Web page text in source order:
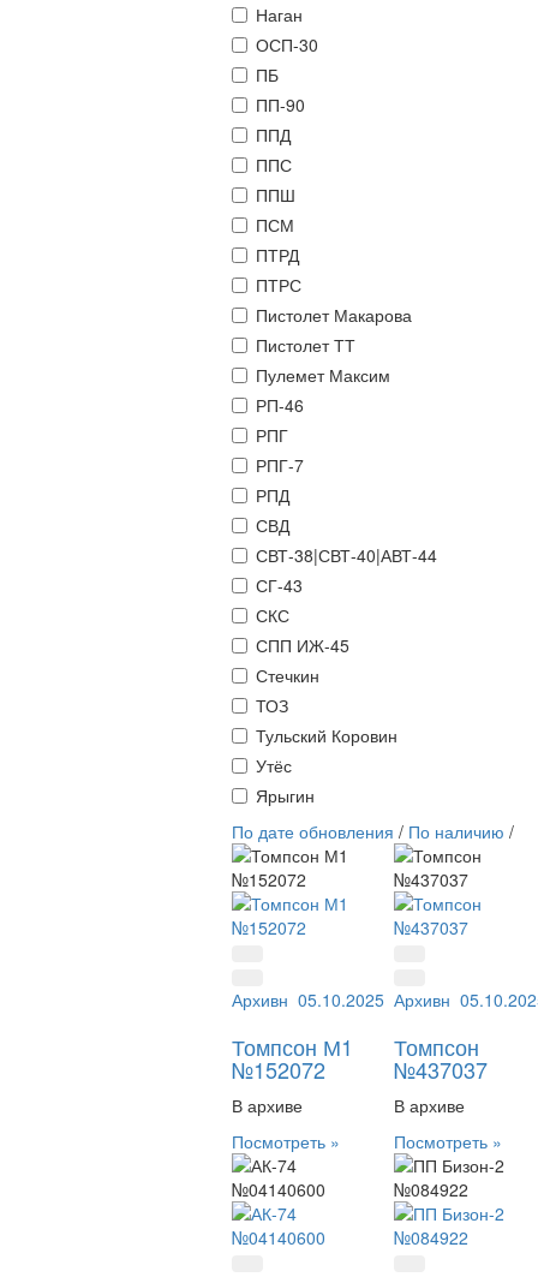
Наган
ОСП-30
ПБ
ПП-90
ППД
ППС
ППШ
ПСМ
ПТРД
ПТРС
Пистолет Макарова
Пистолет ТТ
Пулемет Максим
РП-46
РПГ
РПГ-7
РПД
СВД
СВТ-38|СВТ-40|АВТ-44
СГ-43
СКС
СПП ИЖ-45
Стечкин
ТОЗ
Тульский Коровин
Утёс
Ярыгин
По дате обновления / По наличию /
Архивный №:152072
05.10.2025
Томпсон М1
№152072
В архиве
Посмотреть »
Архивный №:
Томпсон
№437037
В архиве
Посмотреть »